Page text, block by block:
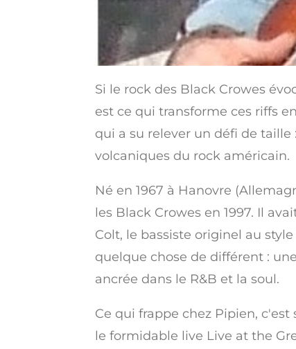
Si le rock des Black Crowes
est ce qui transforme ces riffs
qui a su relever un défi de
volcaniques du rock américain.
Né en 1967 à Hanovre
les Black Crowes en 1997. Il
Colt, le bassiste originel au
quelque chose de différent :
ancrée dans le R&B et la soul.
Ce qui frappe chez Pipien,
le formidable live Live at the